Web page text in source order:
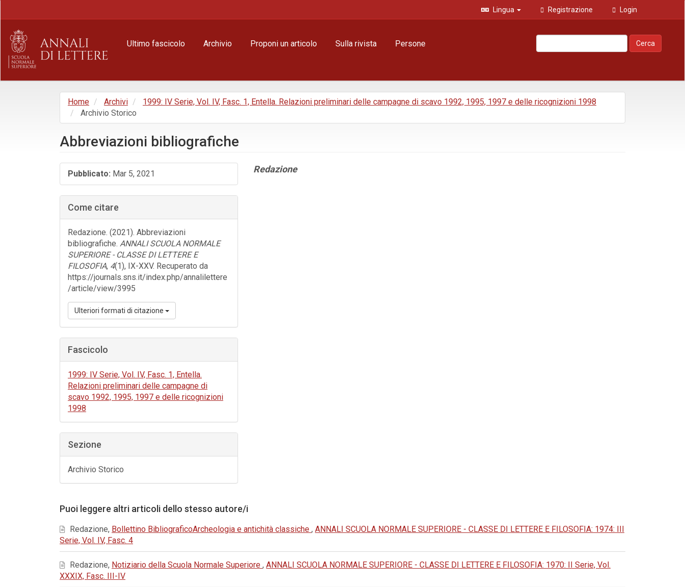
principale
Barra
laterale
Lingua Registrazione Login
Ultimo fascicolo Archivio Proponi un articolo Sulla rivista Persone Cerca
Home Archivi
1999: IV Serie, Vol. IV, Fasc. 1, Entella. Relazioni preliminari delle campagne di scavo 1992, 1995, 1997 e delle ricognizioni 1998
Archivio Storico
Abbreviazioni bibliografiche
Barra
laterale
dell'articolo
Pubblicato: Mar 5, 2021
Come citare
Redazione. (2021). Abbreviazioni
bibliografiche. ANNALI SCUOLA NORMALE
SUPERIORE - CLASSE DI LETTERE E
FILOSOFIA, 4(1), IX-XXV. Recuperato da
https://journals.sns.it/index.php/annalilettere
/article/view/3995
Ulteriori formati di citazione
Fascicolo
1999: IV Serie, Vol. IV, Fasc. 1, Entella.
Relazioni preliminari delle campagne di
scavo 1992, 1995, 1997 e delle ricognizioni
1998
Sezione
Archivio Storico
Contenuto
Redazione
Puoi leggere altri articoli dello stesso autore/i
Redazione, Bollettino BibliograficoArcheologia e antichità classiche , ANNALI SCUOLA NORMALE SUPERIORE - CLASSE DI LETTERE E FILOSOFIA: 1974: III
Serie, Vol. IV, Fasc. 4
Redazione, Notiziario della Scuola Normale Superiore , ANNALI SCUOLA NORMALE SUPERIORE - CLASSE DI LETTERE E FILOSOFIA: 1970: II Serie, Vol.
XXXIX, Fasc. III-IV